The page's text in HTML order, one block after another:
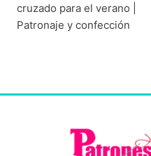
cruzado para el verano |
Patronaje y confección